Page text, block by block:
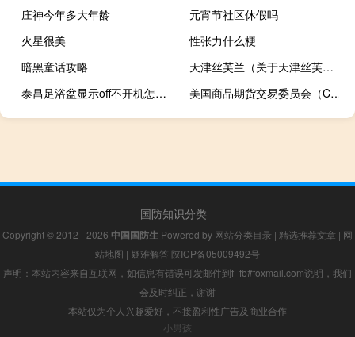
庄神今年多大年龄
元宵节社区休假吗
火星很美
性张力什么梗
暗黑童话攻略
天津丝芙兰（关于天津丝芙兰的介绍）
泰昌足浴盆显示off不开机怎么解决
美国商品期货交易委员会（CFTC）：截至10月3日当周NYMEX、ICE市场的天然气期货仓位转为净多头至2,630手
国防知识分类
Copyright © 2012 - 2026 中国国防生 Powered by 网站分类目录 | 精选推荐文章 | 网
站地图 | 疑难解答 陕ICP备05009492号
声明：本站内容来自互联网，如信息有错误可发邮件到f_fb#foxmail.com说明，我们
会及时纠正，谢谢
本站仅为个人兴趣爱好，不接盈利性广告及商业合作
小男孩